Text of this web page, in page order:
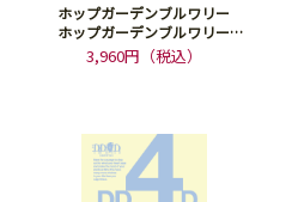
ホップガーデンブルワリー
ホップガーデンブルワリー
HOPJAPAN IPA
3,960円（税込）